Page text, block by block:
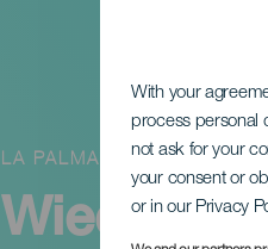
With your
process personal
not ask for your
your consent or
or in our Privacy
Wieczory:
LA PALMA